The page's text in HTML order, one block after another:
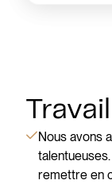
Nous avons
remettre en